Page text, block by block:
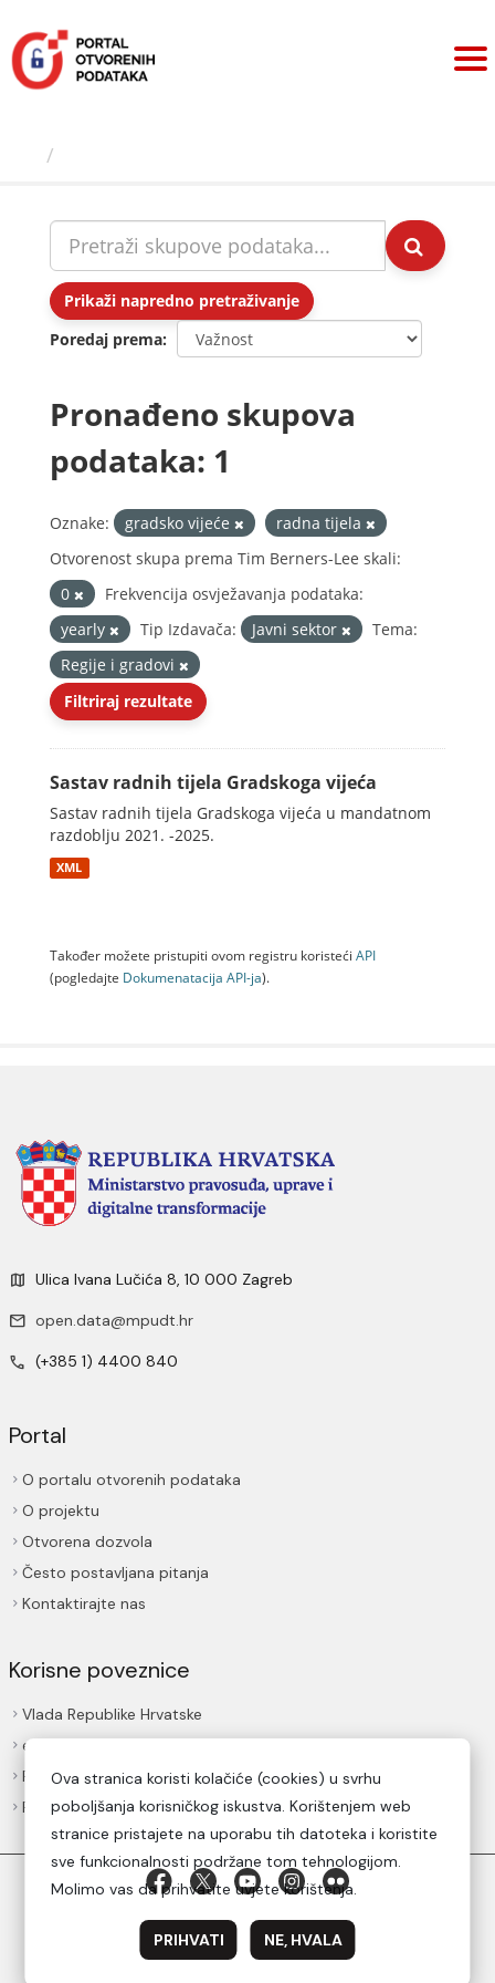
sadržaj
Prikaži napredno pretraživanje
Poredaj prema
Pronađeno skupova
podataka: 1
Oznake: gradsko vijeće
radna tijela
Otvorenost skupa prema Tim Berners-Lee skali:
0
Frekvencija osvježavanja podataka:
yearly
Tip Izdavača: Javni sektor
Tema:
Regije i gradovi
Filtriraj rezultate
Sastav radnih tijela Gradskoga vijeća
Sastav radnih tijela Gradskoga vijeća u mandatnom
razdoblju 2021. -2025.
XML
Također možete pristupiti ovom registru koristeći API
(pogledajte Dokumenаtаcijа API-jа).